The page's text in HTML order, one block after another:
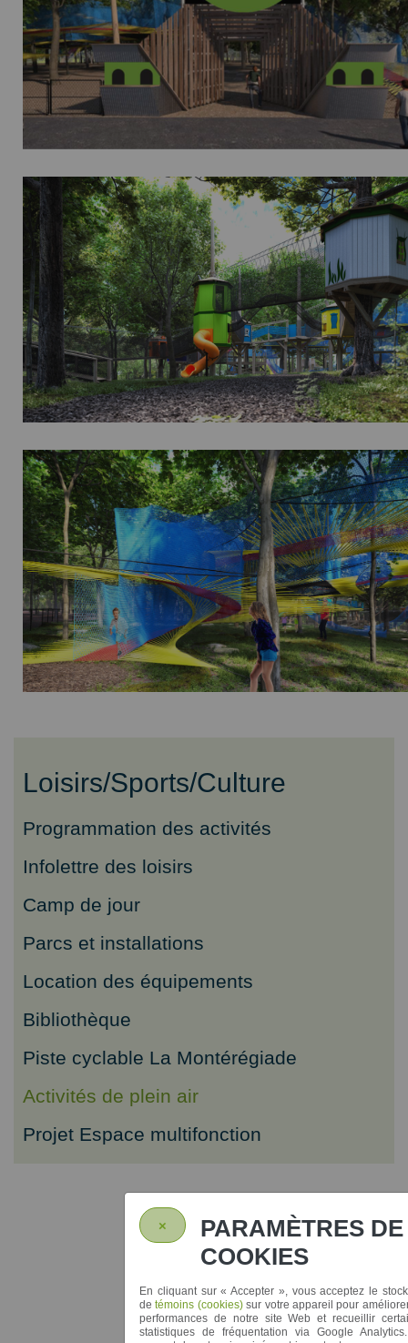
Loisirs/Sports/Culture
Programmation des activités
Infolettre des loisirs
Camp de jour
Parcs et installations
Location des équipements
Bibliothèque
Piste cyclable La Montérégiade
Activités de plein air
Projet Espace multifonction
×
PARAMÈTRES DE
COOKIES
En cliquant sur« Accepter », vous acceptez le
detémoins (cookies)sur votre appareil pour
performances de notre site Web et recueillir
statistiques de fréquentation via Google